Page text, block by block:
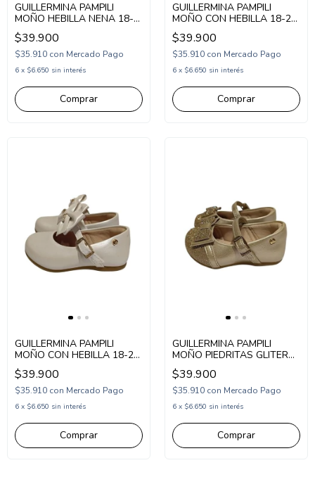
GUILLERMINA PAMPILI
MOÑO HEBILLA NENA 18-
20 BLANCO (PM01068BL)
$39.900
$35.910 con Mercado Pago
6 x $6.650 sin interés
Comprar
GUILLERMINA PAMPILI
MOÑO CON HEBILLA 18-20
NUDE (PM01057ND)
$39.900
$35.910 con Mercado Pago
6 x $6.650 sin interés
Comprar
GUILLERMINA PAMPILI
MOÑO CON HEBILLA 18-20
BLANCO (PM01057BL)
$39.900
$35.910 con Mercado Pago
6 x $6.650 sin interés
Comprar
GUILLERMINA PAMPILI
MOÑO PIEDRITAS GLITER
HEBILLA NENA 18-20
DORADO (PM01038DO)
$39.900
$35.910 con Mercado Pago
6 x $6.650 sin interés
Comprar